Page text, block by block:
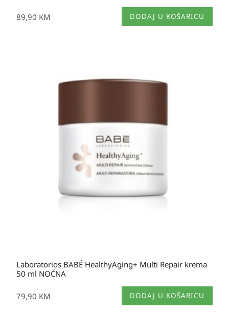
89,90 KM DODAJ U KOŠARICU
Laboratorios BABÉ HealthyAging+ Multi Repair krema
50 ml NOĆNA
79,90 KM DODAJ U KOŠARICU